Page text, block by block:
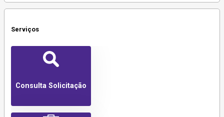
Serviços
Consulta Solicitação